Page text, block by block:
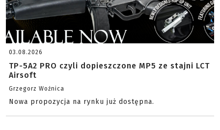
03.08.2026
TP-5A2 PRO czyli dopieszczone MP5 ze stajni LCT
Airsoft
Grzegorz Woźnica
Nowa propozycja na rynku już dostępna.